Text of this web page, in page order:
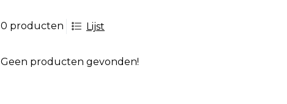
0 producten Lijst
Geen producten gevonden!